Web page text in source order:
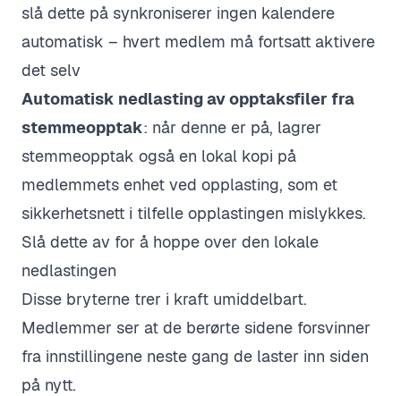
slå dette på synkroniserer ingen kalendere
automatisk – hvert medlem må fortsatt aktivere
det selv
Automatisk nedlasting av opptaksfiler fra
stemmeopptak: når denne er på, lagrer
stemmeopptak også en lokal kopi på
medlemmets enhet ved opplasting, som et
sikkerhetsnett i tilfelle opplastingen mislykkes.
Slå dette av for å hoppe over den lokale
nedlastingen
Disse bryterne trer i kraft umiddelbart.
Medlemmer ser at de berørte sidene forsvinner
fra innstillingene neste gang de laster inn siden
på nytt.